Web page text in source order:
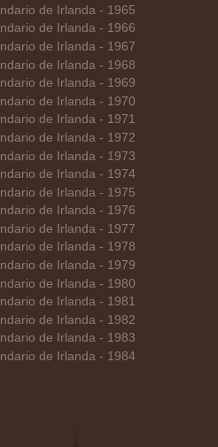
de Irlanda - 1965
de Irlanda - 1966
de Irlanda - 1967
de Irlanda - 1968
de Irlanda - 1969
de Irlanda - 1970
de Irlanda - 1971
de Irlanda - 1972
de Irlanda - 1973
de Irlanda - 1974
de Irlanda - 1975
de Irlanda - 1976
de Irlanda - 1977
de Irlanda - 1978
de Irlanda - 1979
de Irlanda - 1980
de Irlanda - 1981
de Irlanda - 1982
de Irlanda - 1983
de Irlanda - 1984